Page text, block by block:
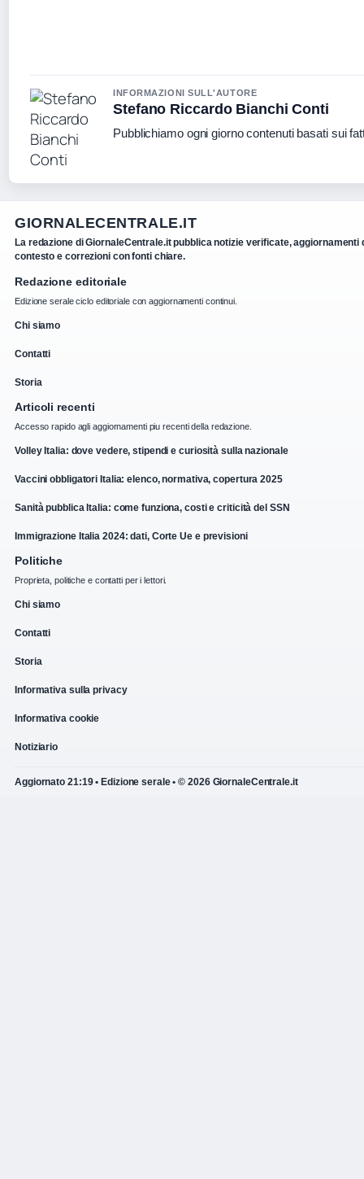
INFORMAZIONI SULL'AUTORE
Stefano Riccardo Bianchi Conti
Pubblichiamo ogni giorno contenuti basati sui
GIORNALECENTRALE.IT
La redazione di GiornaleCentrale.it pubblica notizie verificate, aggiornamenti
contesto e correzioni con fonti chiare.
Redazione editoriale
Edizione serale ciclo editoriale con aggiornamenti continui.
Chi siamo
Contatti
Storia
Articoli recenti
Accesso rapido agli aggiornamenti piu recenti della redazione.
Volley Italia: dove vedere, stipendi e curiosità sulla nazionale
Vaccini obbligatori Italia: elenco, normativa, copertura 2025
Sanità pubblica Italia: come funziona, costi e criticità del SSN
Immigrazione Italia 2024: dati, Corte Ue e previsioni
Politiche
Proprieta, politiche e contatti per i lettori.
Chi siamo
Contatti
Storia
Informativa sulla privacy
Informativa cookie
Notiziario
Aggiornato 21:19 • Edizione serale • © 2026 GiornaleCentrale.it